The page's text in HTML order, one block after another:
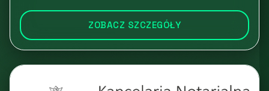
ZOBACZ SZCZEGÓŁY